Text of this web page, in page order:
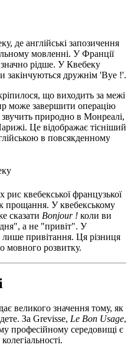
де англійські запозичення
мовленні. У Франції
рідше. У Квебеку
закінчуються дружнім 'Bye !'.
що виходить за межі
може завершити операцію
звучить природно в Монреалі,
Це відображає тісніший
в повсякденному
квебекської французької
прощання. У квебекському
сказати Bonjour ! коли ви
а не "привіт". У
привітання. Ця різниця
мовного розвитку.
великого значення тому, як
За Grevisse, Le Bon Usage,
професійному середовищі є